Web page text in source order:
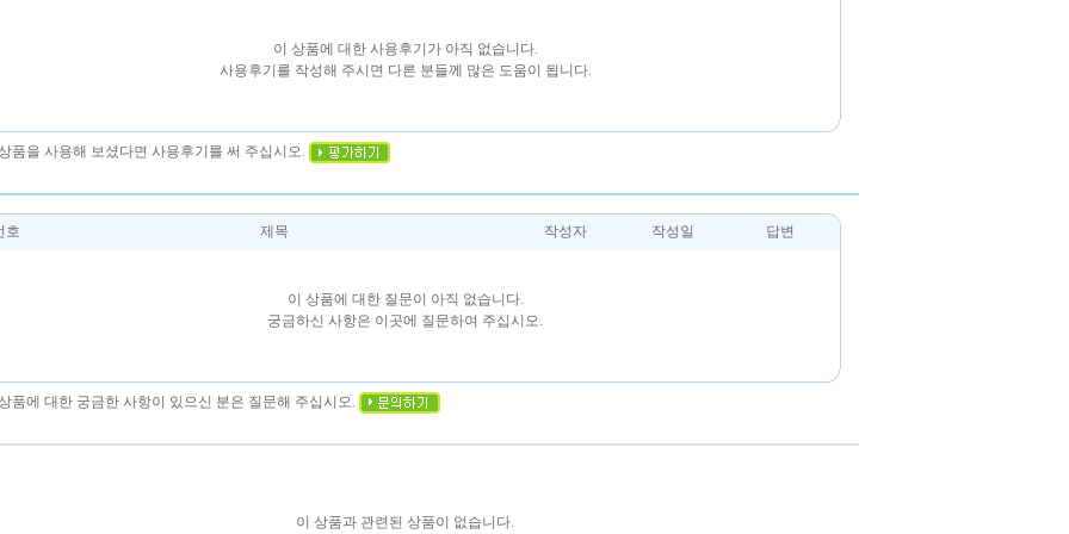
이 상품에 대한 사용후기가 아직 없습니다.
사용후기를 작성해 주시면 다른 분들께 많은 도움이 됩니다.
품을 사용해 보셨다면 사용후기를 써 주십시오.
호 제목 작성자 작성일 답변
이 상품에 대한 질문이 아직 없습니다.
궁금하신 사항은 이곳에 질문하여 주십시오.
품에 대한 궁금한 사항이 있으신 분은 질문해 주십시오.
이 상품과 관련된 상품이 없습니다.